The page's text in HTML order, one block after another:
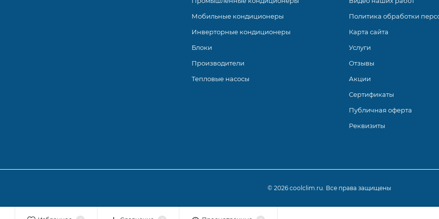
Мобильные кондиционеры
Инверторные кондиционеры
Блоки
Производители
Тепловые насосы
Политика обработки
Карта сайта
Услуги
Отзывы
Акции
Сертификаты
Публичная оферта
Реквизиты
© 2026 coolclim.ru. Все права защищены